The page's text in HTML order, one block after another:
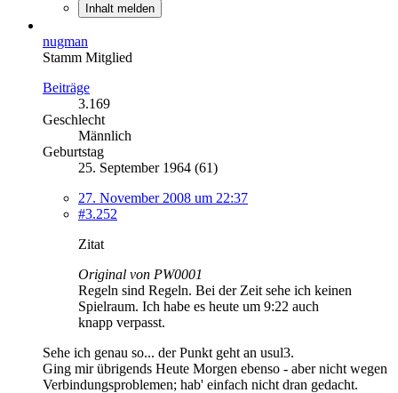
Inhalt melden
nugman
Stamm Mitglied
Beiträge
3.169
Geschlecht
Männlich
Geburtstag
25. September 1964 (61)
27. November 2008 um 22:37
#3.252
Zitat
Original von PW0001
Regeln sind Regeln. Bei der Zeit sehe ich keinen
Spielraum. Ich habe es heute um 9:22 auch
knapp verpasst.
Sehe ich genau so... der Punkt geht an usul3.
Ging mir übrigends Heute Morgen ebenso - aber nicht wegen
Verbindungsproblemen; hab' einfach nicht dran gedacht.